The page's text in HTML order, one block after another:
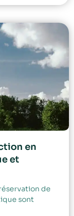
en
et
de
sont